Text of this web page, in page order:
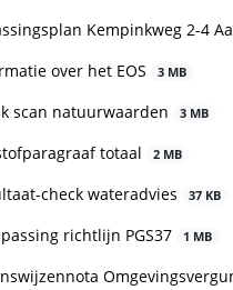
Kempinkweg 2-4
over het EOS 3 MB
scan natuurwaarden 3 MB
totaal 2 MB
check wateradvies 37 KB
richtlijn PGS37 1 MB